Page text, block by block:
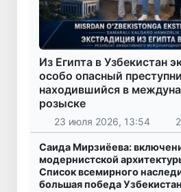
Из Египта в Узбекистан
особо опасный
находившийся в
розыске
23 июля 2026, 13:54
Саида Мирзиёева:
модернистской
Список всемирного
большая победа